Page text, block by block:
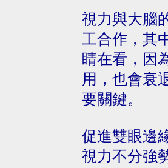
視力與大腦
工合作，其
睛在看，因
用，也會衰
要關鍵。
促進雙眼邊
視力不分強